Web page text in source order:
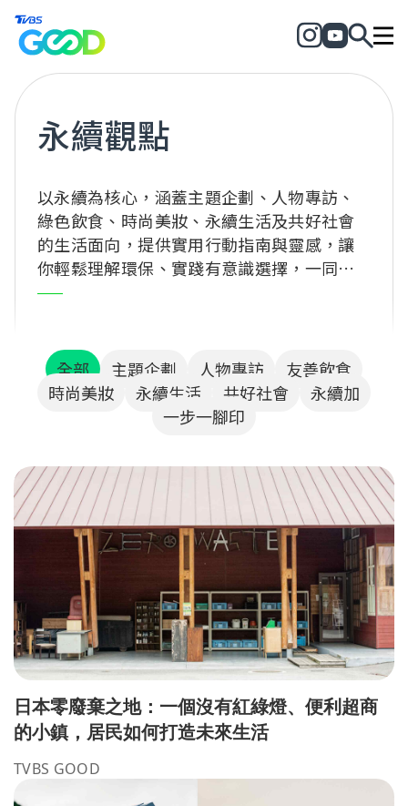
永續觀點
以永續為核心，涵蓋主題企劃、人物專訪、
綠色飲食、時尚美妝、永續生活及共好社會
的生活面向，提供實用行動指南與靈感，讓
你輕鬆理解環保、實踐有意識選擇，一同為
地球與社會創造正向改變！
全部 主題企劃 人物專訪
友善飲食
時尚美妝
永續生活 共好社會
永續加
一步一腳印
日本零廢棄之地：一個沒有紅綠燈、便利超商
的小鎮，居民如何打造未來生活
TVBS GOOD